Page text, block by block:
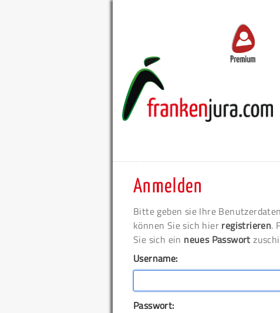
Premium
Anmelden
Bitte geben sie Ihre
können Sie sich hier registrieren.
Sie sich ein neues Passwort
Username:
Passwort: